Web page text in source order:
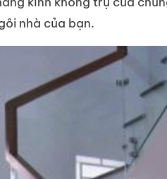
nhà của bạn.